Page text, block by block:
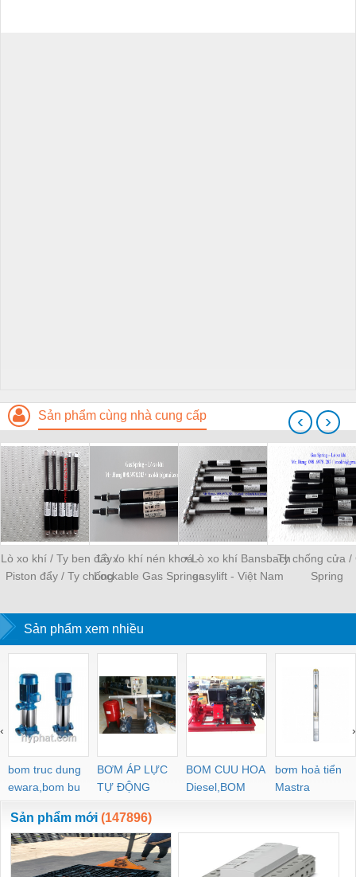
Sản phẩm cùng nhà cung cấp
Lò xo khí / Ty ben đẩy /
Piston đẩy / Ty chống
Lò xo khí nén khoá -
Lockable Gas Springs
• Lò xo khí Bansbach
easylift - Việt Nam
Ty chống cửa /
Spring
‹ ›
Sản phẩm xem nhiều
bom truc dung
ewara,bom bu
ewara
BƠM ÁP LỰC
TỰ ĐỘNG
BOM CUU HOA
Diesel,BOM
CHUA CHAY
bơm hoả tiển
Mastra
‹ ›
Sản phẩm mới (147896)